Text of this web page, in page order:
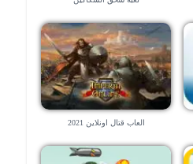
العاب قتال اونلاين 2021